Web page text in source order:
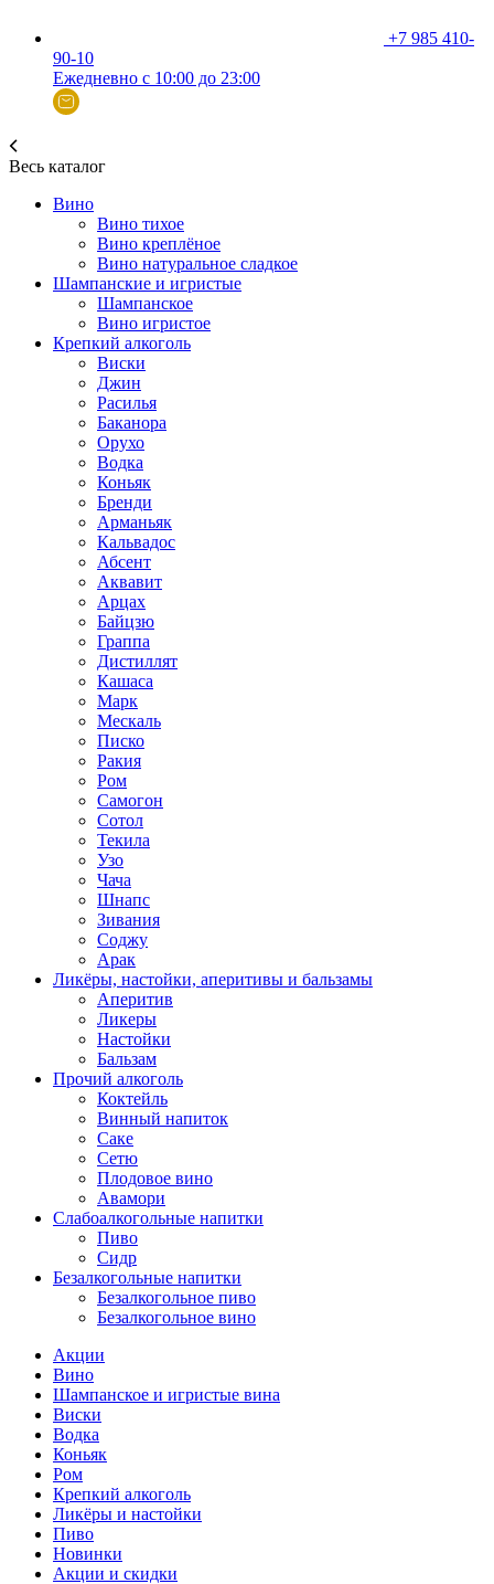
+7 985 410-
90-10
Ежедневно с 10:00 до 23:00
Весь каталог
Вино
Вино тихое
Вино креплёное
Вино натуральное сладкое
Шампанские и игристые
Шампанское
Вино игристое
Крепкий алкоголь
Виски
Джин
Расилья
Баканора
Орухо
Водка
Коньяк
Бренди
Арманьяк
Кальвадос
Абсент
Аквавит
Арцах
Байцзю
Граппа
Дистиллят
Кашаса
Марк
Мескаль
Писко
Ракия
Ром
Самогон
Сотол
Текила
Узо
Чача
Шнапс
Зивания
Соджу
Арак
Ликёры, настойки, аперитивы и бальзамы
Аперитив
Ликеры
Настойки
Бальзам
Прочий алкоголь
Коктейль
Винный напиток
Саке
Сетю
Плодовое вино
Авамори
Слабоалкогольные напитки
Пиво
Сидр
Безалкогольные напитки
Безалкогольное пиво
Безалкогольное вино
Акции
Вино
Шампанское и игристые вина
Виски
Водка
Коньяк
Ром
Крепкий алкоголь
Ликёры и настойки
Пиво
Новинки
Акции и скидки